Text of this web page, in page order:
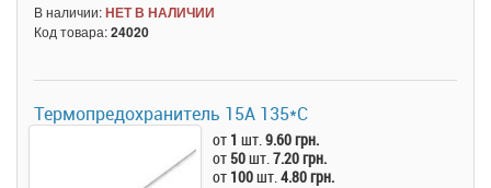
В наличии:НЕТ В НАЛИЧИИ
Код товара:24020
Термопредохранитель 15А 135*C
от 1 шт.9.60 грн.
от 50шт.7.20 грн.
от 100шт.4.80 грн.